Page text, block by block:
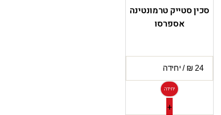
סכין סטייק טרמונטינה
אספרסו
יחידה
+